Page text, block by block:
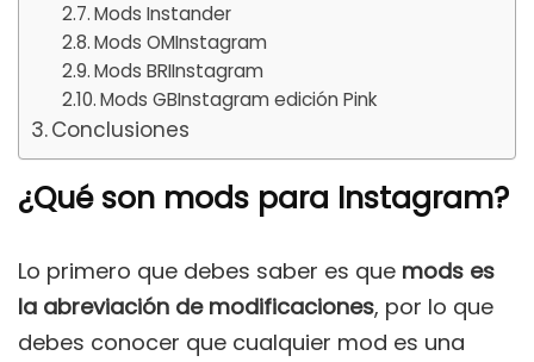
Mods Instander
Mods OMInstagram
Mods BRIInstagram
Mods GBInstagram edición Pink
Conclusiones
¿Qué son mods para Instagram?
Lo primero que debes saber es que mods es
la abreviación de modificaciones, por lo que
debes conocer que cualquier mod es una